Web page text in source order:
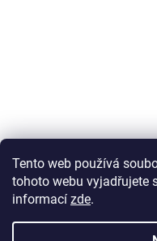
Tento web používá
tohoto webu vyjadřujete
informací zde.